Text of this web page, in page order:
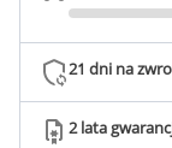
21 dni na
2 lata